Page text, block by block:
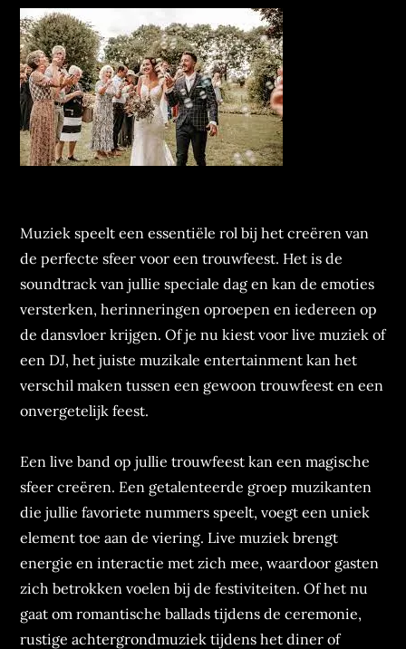
Muziek speelt een essentiële rol bij het creëren van
de perfecte sfeer voor een trouwfeest. Het is de
soundtrack van jullie speciale dag en kan de emoties
versterken, herinneringen oproepen en iedereen op
de dansvloer krijgen. Of je nu kiest voor live muziek of
een DJ, het juiste muzikale entertainment kan het
verschil maken tussen een gewoon trouwfeest en een
onvergetelijk feest.
Een live band op jullie trouwfeest kan een magische
sfeer creëren. Een getalenteerde groep muzikanten
die jullie favoriete nummers speelt, voegt een uniek
element toe aan de viering. Live muziek brengt
energie en interactie met zich mee, waardoor gasten
zich betrokken voelen bij de festiviteiten. Of het nu
gaat om romantische ballads tijdens de ceremonie,
rustige achtergrondmuziek tijdens het diner of